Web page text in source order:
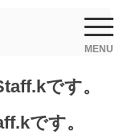
MENU
です。
です。